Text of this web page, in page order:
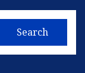
Search